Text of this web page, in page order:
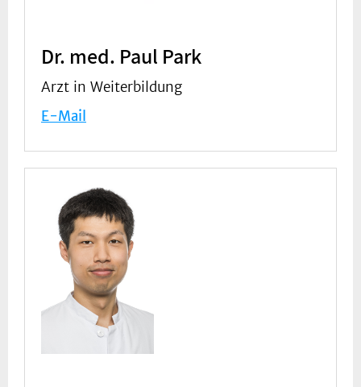
Dr. med. Paul Park
Arzt in Weiterbildung
E-Mail